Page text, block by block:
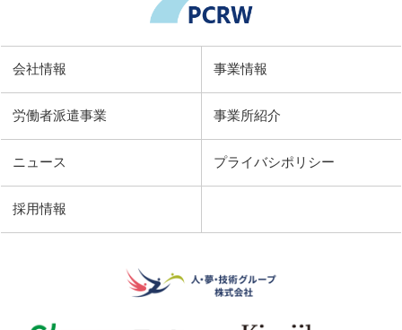
会社情報 事業情報
労働者派遣事業 事業所紹介
ニュース
採用情報
プライバシポリシー